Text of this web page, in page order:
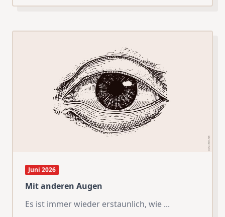
Juni 2026
Mit anderen Augen
Es ist immer wieder erstaunlich, wie ...